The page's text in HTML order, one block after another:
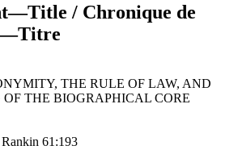
/ Chronique de
THE RULE OF LAW, AND
THE BIOGRAPHICAL CORE
61:193